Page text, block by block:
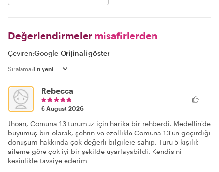
Değerlendirmeler misafirlerden
Çeviren:Google-Orijinali göster
Sıralama:
Rebecca
6 August 2026
Jhoan, Comuna 13 turumuz için harika bir rehberdi. Medellin'de
büyümüş biri olarak, şehrin ve özellikle Comuna 13'ün geçirdiği
dönüşüm hakkında çok değerli bilgilere sahip. Turu 5 kişilik
aileme göre çok iyi bir şekilde uyarlayabildi. Kendisini
kesinlikle tavsiye ederim.